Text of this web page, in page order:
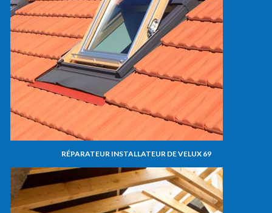
RÉPARATEUR INSTALLATEUR DE VELUX 69